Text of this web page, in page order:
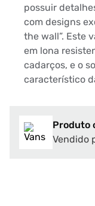
possuir
com designs
the wall”. Este
em lona
cadarços, e o
característico
Produto
Vendido